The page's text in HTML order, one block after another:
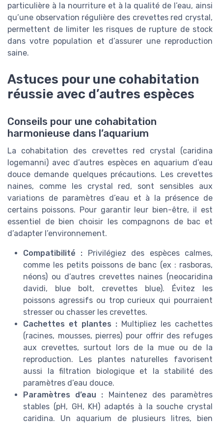
particulière à la nourriture et à la qualité de l’eau, ainsi
qu’une observation régulière des crevettes red crystal,
permettent de limiter les risques de rupture de stock
dans votre population et d’assurer une reproduction
saine.
Astuces pour une cohabitation
réussie avec d’autres espèces
Conseils pour une cohabitation
harmonieuse dans l’aquarium
La cohabitation des crevettes red crystal (caridina
logemanni) avec d’autres espèces en aquarium d’eau
douce demande quelques précautions. Les crevettes
naines, comme les crystal red, sont sensibles aux
variations de paramètres d’eau et à la présence de
certains poissons. Pour garantir leur bien-être, il est
essentiel de bien choisir les compagnons de bac et
d’adapter l’environnement.
Compatibilité : Privilégiez des espèces calmes,
comme les petits poissons de banc (ex : rasboras,
néons) ou d’autres crevettes naines (neocaridina
davidi, blue bolt, crevettes blue). Évitez les
poissons agressifs ou trop curieux qui pourraient
stresser ou chasser les crevettes.
Cachettes et plantes : Multipliez les cachettes
(racines, mousses, pierres) pour offrir des refuges
aux crevettes, surtout lors de la mue ou de la
reproduction. Les plantes naturelles favorisent
aussi la filtration biologique et la stabilité des
paramètres d’eau douce.
Paramètres d’eau : Maintenez des paramètres
stables (pH, GH, KH) adaptés à la souche crystal
caridina. Un aquarium de plusieurs litres, bien